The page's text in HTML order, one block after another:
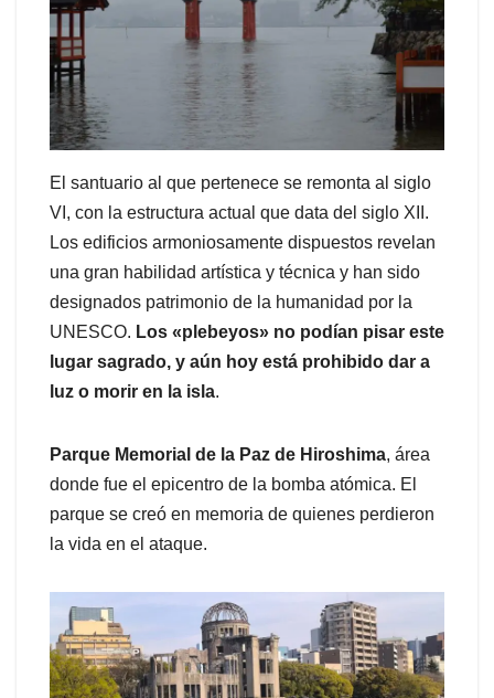
El santuario al que pertenece se remonta al siglo
VI, con la estructura actual que data del siglo XII.
Los edificios armoniosamente dispuestos revelan
una gran habilidad artística y técnica y han sido
designados patrimonio de la humanidad por la
UNESCO. Los «plebeyos» no podían pisar este
lugar sagrado, y aún hoy está prohibido dar a
luz o morir en la isla.
Parque Memorial de la Paz de Hiroshima, área
donde fue el epicentro de la bomba atómica. El
parque se creó en memoria de quienes perdieron
la vida en el ataque.